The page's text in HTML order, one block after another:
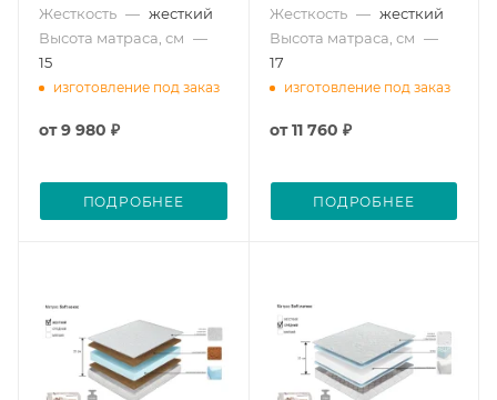
Жесткость — жесткий
Высота матраса, см —
15
изготовление под заказ
от9 980 ₽
ПОДРОБНЕЕ
Жесткость — жесткий
Высота матраса, см —
17
изготовление под заказ
от11 760 ₽
ПОДРОБНЕЕ